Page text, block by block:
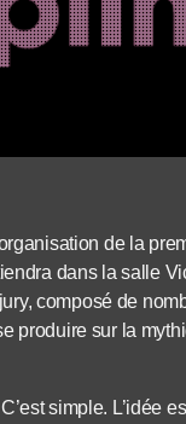
de la
dans la salle
composé de
produire sur la
simple. L’idée